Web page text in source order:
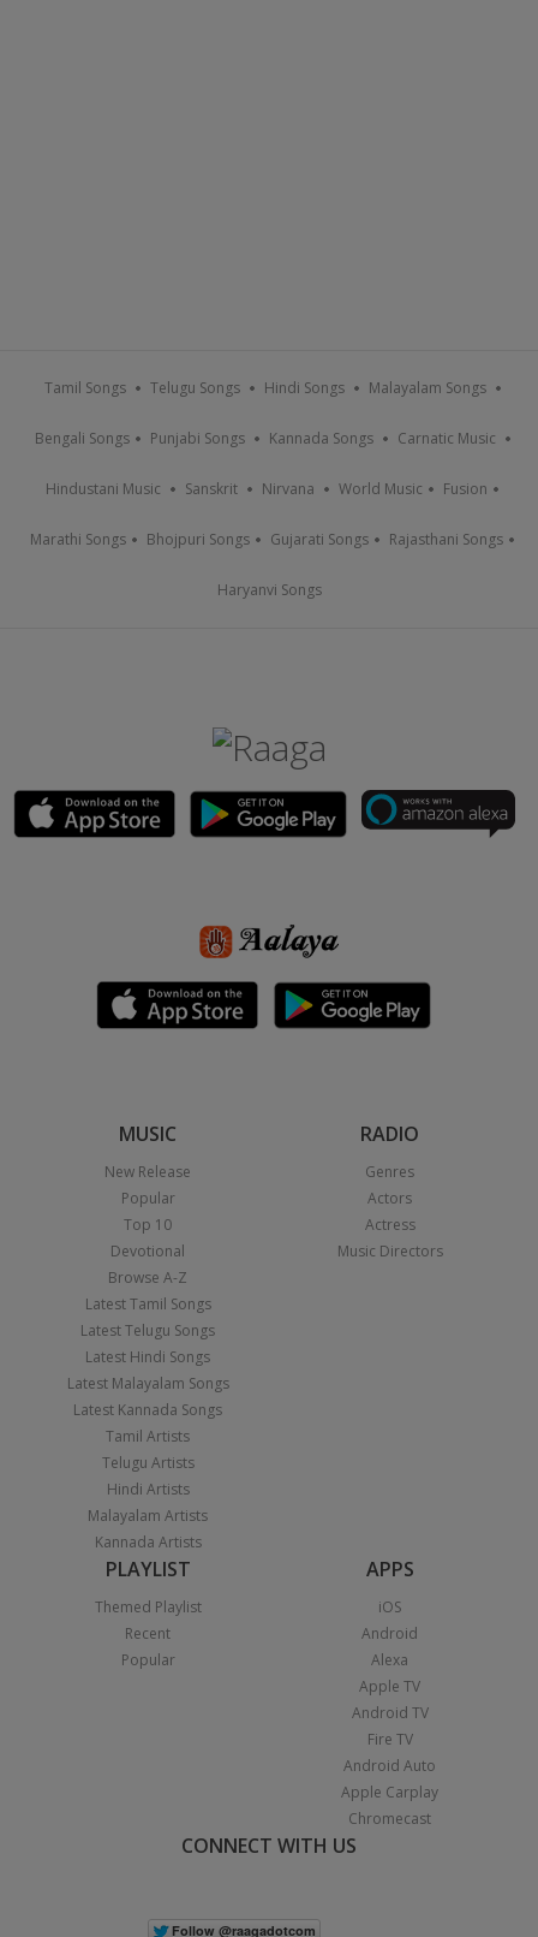
Tamil Songs Telugu Songs Hindi Songs Malayalam Songs
Bengali Songs Punjabi Songs Kannada Songs Carnatic Music
Hindustani Music Sanskrit Nirvana World Music Fusion
Marathi Songs Bhojpuri Songs Gujarati Songs Rajasthani Songs
Haryanvi Songs
MUSIC
New Release
Popular
Top 10
Devotional
Browse A-Z
Latest Tamil Songs
Latest Telugu Songs
Latest Hindi Songs
Latest Malayalam Songs
Latest Kannada Songs
Tamil Artists
Telugu Artists
Hindi Artists
Malayalam Artists
Kannada Artists
RADIO
Genres
Actors
Actress
Music Directors
PLAYLIST
Themed Playlist
Recent
Popular
APPS
iOS
Android
Alexa
Apple TV
Android TV
Fire TV
Android Auto
Apple Carplay
Chromecast
CONNECT WITH US